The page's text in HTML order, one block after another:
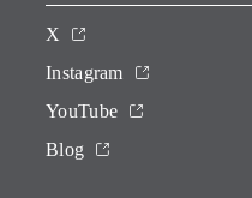
X
Instagram
YouTube
Blog